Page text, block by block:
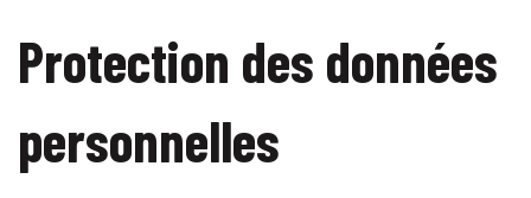
Protection des données
personnelles